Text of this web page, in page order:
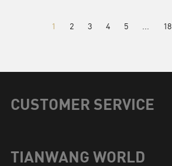
1 2 3 4 5 18
CUSTOMER SERVICE
TIANWANG WORLD